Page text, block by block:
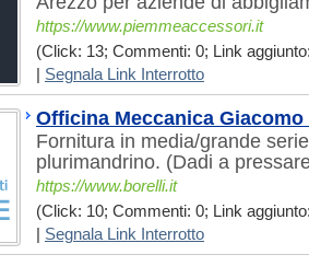
https://www.piemmeaccessori.it
(Click: 13; Commenti: 0; Link
Segnala Link Interrotto
Officina Meccanica
Fornitura in media/grande
plurimandrino. (Dadi a
https://www.borelli.it
(Click: 10; Commenti: 0; Link
Segnala Link Interrotto